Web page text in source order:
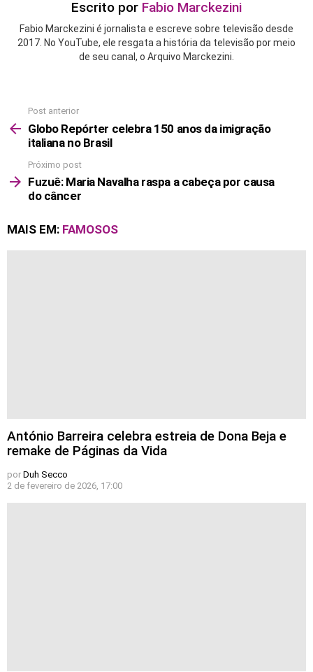
Escrito por Fabio Marckezini
Fabio Marckezini é jornalista e escreve sobre televisão desde
2017. No YouTube, ele resgata a história da televisão por meio
de seu canal, o Arquivo Marckezini.
more
Post anterior
Globo Repórter celebra 150 anos da imigração
italiana no Brasil
Próximo post
Fuzuê: Maria Navalha raspa a cabeça por causa
do câncer
MAIS EM: FAMOSOS
António Barreira celebra estreia de Dona Beja e
remake de Páginas da Vida
por Duh Secco
2 de fevereiro de 2026, 17:00